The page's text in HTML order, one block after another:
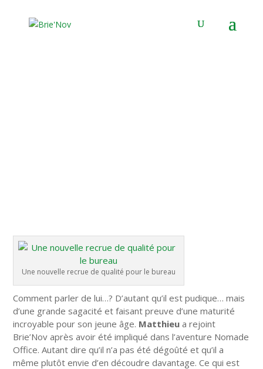
Une nouvelle recrue de qualité pour le bureau
Comment parler de lui…? D’autant qu’il est pudique… mais
d’une grande sagacité et faisant preuve d’une maturité
incroyable pour son jeune âge. Matthieu a rejoint
Brie’Nov après avoir été impliqué dans l’aventure Nomade
Office. Autant dire qu’il n’a pas été dégoûté et qu’il a
même plutôt envie d’en découdre davantage. Ce qui est